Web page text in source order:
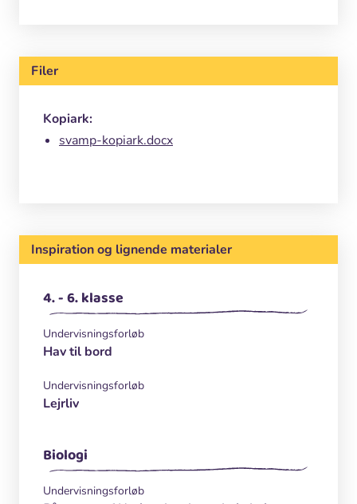
Filer
Kopiark:
svamp-kopiark.docx
Inspiration og lignende materialer
4. - 6. klasse
Undervisningsforløb
Hav til bord
Undervisningsforløb
Lejrliv
Biologi
Undervisningsforløb